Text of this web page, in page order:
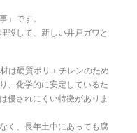
」です。
設して、新しい井戸ガワと
は硬質ポリエチレンのため
、化学的に安定しているた
侵されにくい特徴がありま
く、長年土中にあっても腐